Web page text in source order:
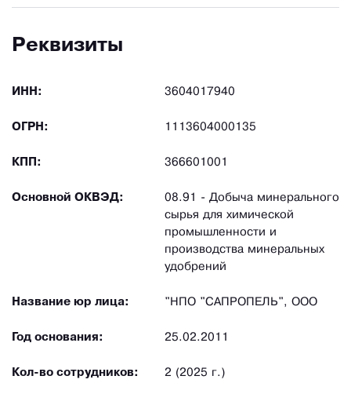
Реквизиты
ИНН: 3604017940
ОГРН: 1113604000135
КПП: 366601001
Основной ОКВЭД:
08.91 - Добыча минерального
сырья для химической
промышленности и
производства минеральных
удобрений
Название юр лица: "НПО "САПРОПЕЛЬ", ООО
Год основания: 25.02.2011
Кол-во сотрудников: 2 (2025 г.)